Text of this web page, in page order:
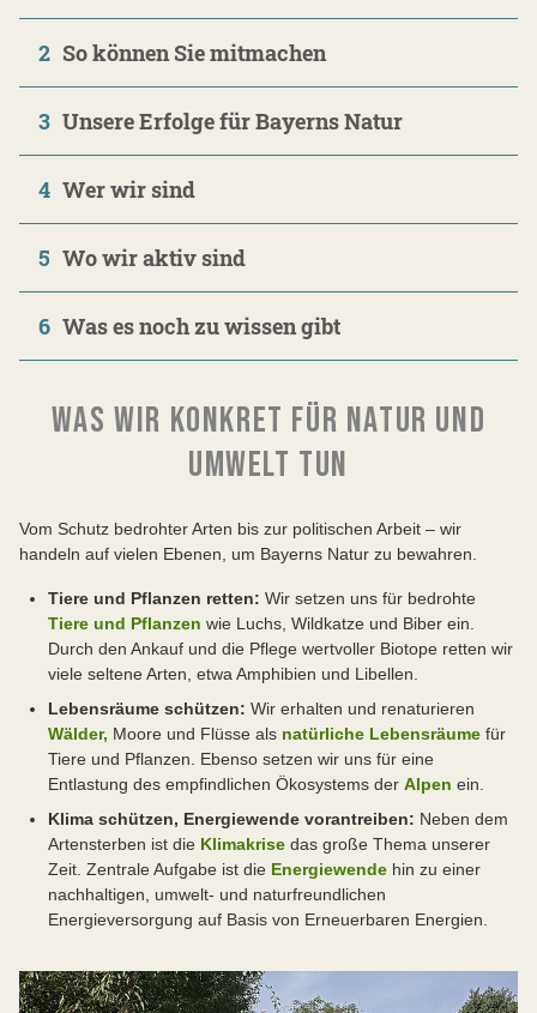
2 So können Sie mitmachen
3 Unsere Erfolge für Bayerns Natur
4 Wer wir sind
5 Wo wir aktiv sind
6 Was es noch zu wissen gibt
WAS WIR KONKRET FÜR NATUR UND
UMWELT TUN
Vom Schutz bedrohter Arten bis zur politischen Arbeit – wir
handeln auf vielen Ebenen, um Bayerns Natur zu bewahren.
Tiere und Pflanzen retten: Wir setzen uns für bedrohte
Tiere und Pflanzen wie Luchs, Wildkatze und Biber ein.
Durch den Ankauf und die Pflege wertvoller Biotope retten wir
viele seltene Arten, etwa Amphibien und Libellen.
Lebensräume schützen: Wir erhalten und renaturieren
Wälder, Moore und Flüsse als natürliche Lebensräume für
Tiere und Pflanzen. Ebenso setzen wir uns für eine
Entlastung des empfindlichen Ökosystems der Alpen ein.
Klima schützen, Energiewende vorantreiben: Neben dem
Artensterben ist die Klimakrise das große Thema unserer
Zeit. Zentrale Aufgabe ist die Energiewende hin zu einer
nachhaltigen, umwelt- und naturfreundlichen
Energieversorgung auf Basis von Erneuerbaren Energien.